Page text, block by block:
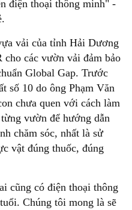
điện thoại thông minh" -
vải của tỉnh Hải Dương
các vườn vải đảm bảo
Global Gap. Trước
số 10 do ông Phạm Văn
chưa quen với cách làm
vườn để hướng dẫn
chăm sóc, nhất là sử
vật đúng thuốc, đúng
cũng có điện thoại thông
Chúng tôi mong là sẽ